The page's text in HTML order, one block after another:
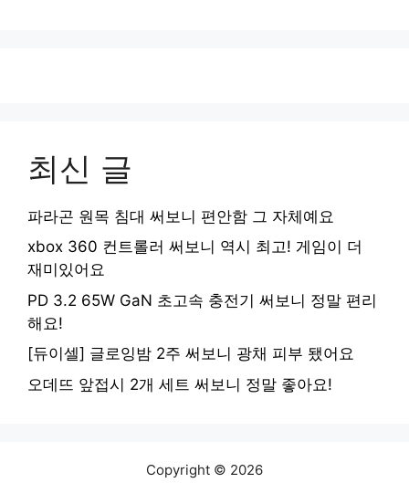
최신 글
파라곤 원목 침대 써보니 편안함 그 자체예요
xbox 360 컨트롤러 써보니 역시 최고! 게임이 더
재미있어요
PD 3.2 65W GaN 초고속 충전기 써보니 정말 편리
해요!
[듀이셀] 글로잉밤 2주 써보니 광채 피부 됐어요
오데뜨 앞접시 2개 세트 써보니 정말 좋아요!
Copyright © 2026